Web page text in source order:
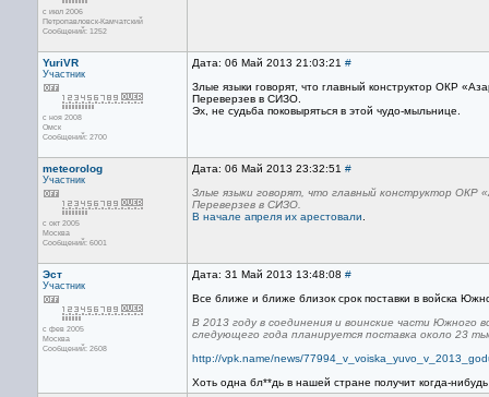
с июл 2006
Петропавловск-Камчатский
Сообщений: 1252
YuriVR
Участник
с ноя 2008
Омск
Сообщений: 2700
Дата: 06 Май 2013 21:03:21 #
Злые языки говорят, что главный конструктор ОКР
Переверзев в СИЗО.
Эх, не судьба поковыряться в этой чудо-мыльнице.
meteorolog
Участник
с окт 2005
Москва
Сообщений: 6001
Дата: 06 Май 2013 23:32:51 #
Злые языки говорят, что главный конструктор ОКР
Переверзев в СИЗО.
В начале апреля их арестовали
Эст
Участник
с фев 2005
Москва
Сообщений: 2608
Дата: 31 Май 2013 13:48:08 #
Все ближе и ближе близок срок поставки в войска
В 2013 году в соединения и воинские части Южного
следующего года планируется поставка около 23
http://vpk.name/news/
Хоть одна бл**дь в нашей стране получит когда-